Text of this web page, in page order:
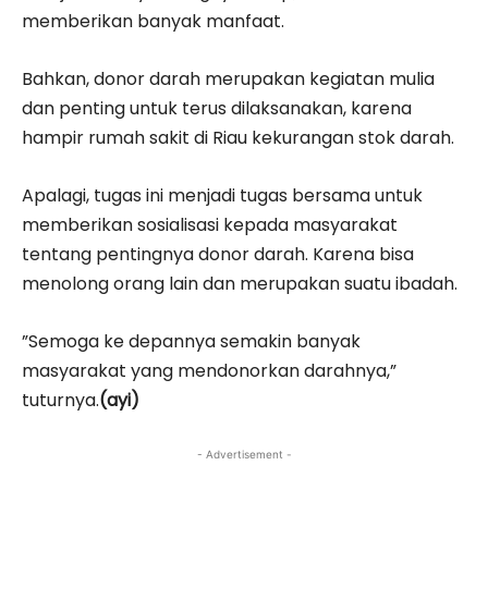
memberikan banyak manfaat.
Bahkan, donor darah merupakan kegiatan mulia
dan penting untuk terus dilaksanakan, karena
hampir rumah sakit di Riau kekurangan stok darah.
Apalagi, tugas ini menjadi tugas bersama untuk
memberikan sosialisasi kepada masyarakat
tentang pentingnya donor darah. Karena bisa
menolong orang lain dan merupakan suatu ibadah.
”Semoga ke depannya semakin banyak
masyarakat yang mendonorkan darahnya,”
tuturnya.(ayi)
- Advertisement -